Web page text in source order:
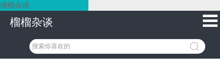
榴榴杂谈
榴榴杂谈